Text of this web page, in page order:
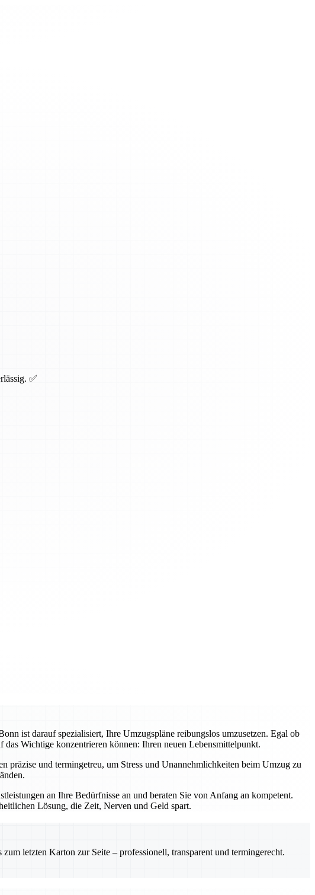
✅
ist darauf spezialisiert, Ihre Umzugspläne reibungslos umzusetzen. Egal ob
Wichtige konzentrieren können: Ihren neuen Lebensmittelpunkt.
präzise und termingetreu, um Stress und Unannehmlichkeiten beim Umzug zu
an Ihre Bedürfnisse an und beraten Sie von Anfang an kompetent.
Lösung, die Zeit, Nerven und Geld spart.
letzten Karton zur Seite – professionell, transparent und termingerecht.